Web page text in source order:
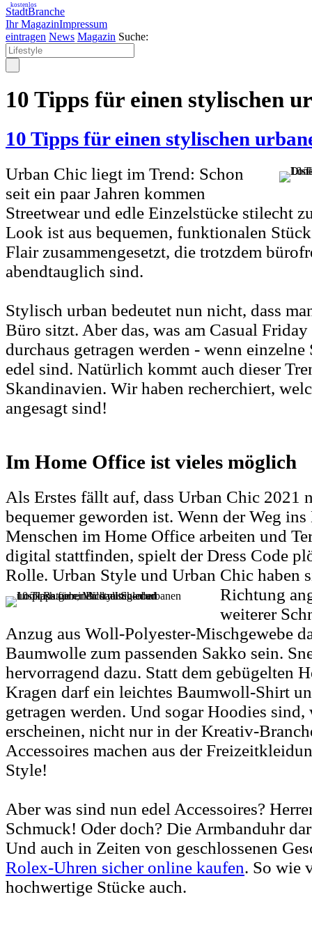
StadtBranche
Ihr MagazinImpressum
kostenlos
eintragen News Magazin Suche:
10 Tipps für einen stylischen
10 Tipps für einen stylischen
Urban Chic liegt im Trend: Schon
seit ein paar Jahren kommen
Streetwear und edle Einzelstücke stilecht
Look ist aus bequemen, funktionalen
Flair zusammengesetzt, die trotzdem
abendtauglich sind.
Stylisch urban bedeutet nun nicht, dass
Büro sitzt. Aber das, was am Casual
durchaus getragen werden - wenn einzelne
edel sind. Natürlich kommt auch dieser
Skandinavien. Wir haben recherchiert,
angesagt sind!
Im Home Office ist vieles möglich
Als Erstes fällt auf, dass Urban Chic 2021
bequemer geworden ist. Wenn der Weg
Menschen im Home Office arbeiten und
digital stattfinden, spielt der Dress Code
Rolle. Urban Style und Urban Chic haben
Richtung
weiterer
Anzug aus Woll-Polyester-Mischgewebe
Baumwolle zum passenden Sakko sein.
hervorragend dazu. Statt dem gebügelten
Kragen darf ein leichtes Baumwoll-Shirt
getragen werden. Und sogar Hoodies
erscheinen, nicht nur in der Kreativ-
Accessoires machen aus der
Style!
Aber was sind nun edel Accessoires?
Schmuck! Oder doch? Die Armbanduhr
Und auch in Zeiten von geschlossenen
Rolex-Uhren sicher online kaufen. So wie
hochwertige Stücke auch.